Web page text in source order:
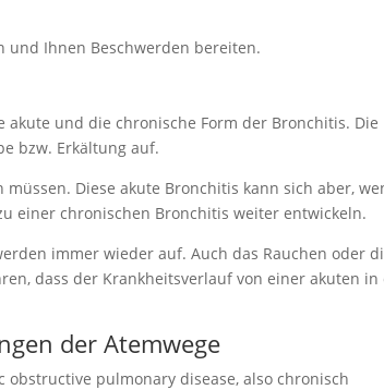
und Ihnen Beschwerden bereiten.
und die chronische Form der Bronchitis. Die
bzw. Erkältung auf.
Diese akute Bronchitis kann sich aber,
einer chronischen Bronchitis weiter entwickeln.
immer wieder auf. Auch das Rauchen oder
dass der Krankheitsverlauf von einer akuten in
der Atemwege
pulmonary disease, also chronisch